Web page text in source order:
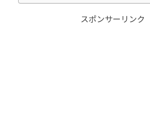
スポンサーリンク